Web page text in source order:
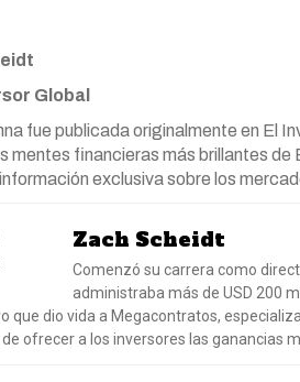
Global
fue publicada originalmente en El
mentes financieras más brillantes
exclusiva sobre los
Zach Scheidt
Comenzó su carrera como
administraba más de USD 200
que dio vida a Megacontratos,
ofrecer a los inversores las ganancias